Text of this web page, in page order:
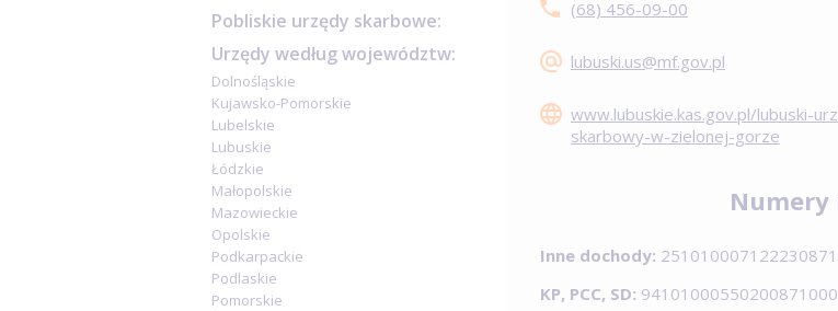
Pobliskie urzędy skarbowe:
Urzędy według województw:
Dolnośląskie
Kujawsko-Pomorskie
Lubelskie
Lubuskie
Łódzkie
Małopolskie
Mazowieckie
Opolskie
Podkarpackie
Podlaskie
Pomorskie
(68) 456-09-00
lubuski.us@mf.gov.pl
www.lubuskie.kas.gov.pl/lubuski-
skarbowy-w-zielonej-gorze
Inne dochody:
KP, PCC, SD: